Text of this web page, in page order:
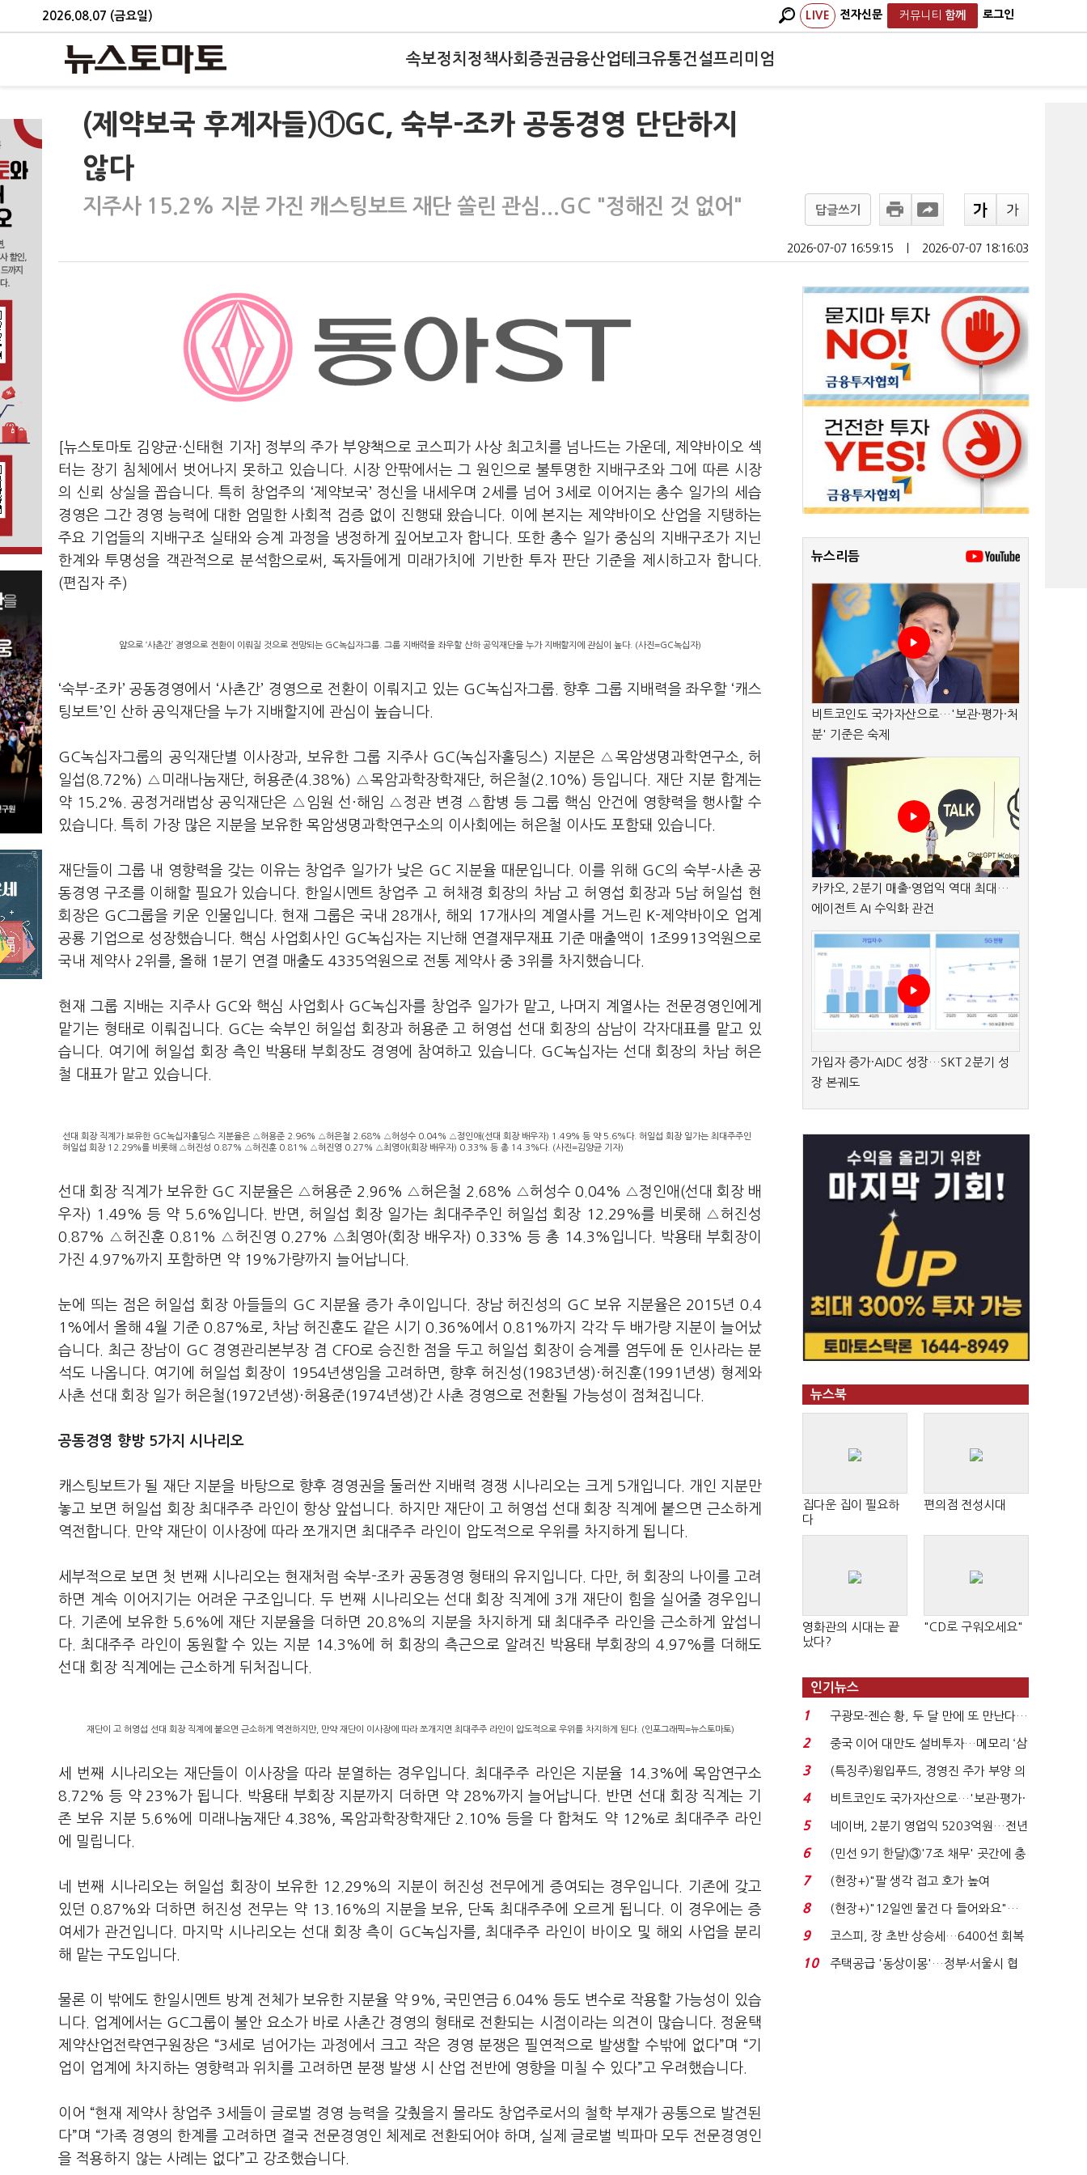
2026.08.07 (금요일) LIVE 전자신문 커뮤니티 함께 로그인
속보정치 정책사회 증권금융산업테크유통건설프리미엄
(제약보국 후계자들)①GC, 숙부-조카 공동경영 단단하지
않다
지주사 15.2% 지분 가진 캐스팅보트 재단 쏠린 관심...GC "정해진 것 없어" 답글쓰기
2026-07-07 16:59:15 2026-07-07 18:16:03
[뉴스토마토 김양균·신태현 기자] 정부의 주가 부양책으로 코스피가 사상 최고치를 넘나드는 가운데, 제약바이오 섹
터는 장기 침체에서 벗어나지 못하고 있습니다. 시장 안팎에서는 그 원인으로 불투명한 지배구조와 그에 따른 시장
의 신뢰 상실을 꼽습니다. 특히 창업주의 ‘제약보국’ 정신을 내세우며 2세를 넘어 3세로 이어지는 총수 일가의 세습
경영은 그간 경영 능력에 대한 엄밀한 사회적 검증 없이 진행돼 왔습니다. 이에 본지는 제약바이오 산업을 지탱하는
주요 기업들의 지배구조 실태와 승계 과정을 냉정하게 짚어보고자 합니다. 또한 총수 일가 중심의 지배구조가 지닌
한계와 투명성을 객관적으로 분석함으로써, 독자들에게 미래가치에 기반한 투자 판단 기준을 제시하고자 합니다.
(편집자 주)
앞으로 ‘사촌간’ 경영으로 전환이 이뤄질 것으로 전망되는 GC녹십자그룹. 그룹 지배력을 좌우할 산하 공익재단을 누가 지배할지에 관심이 높다. (사진=GC녹십자)
‘숙부-조카’ 공동경영에서 ‘사촌간’ 경영으로 전환이 이뤄지고 있는 GC녹십자그룹. 향후 그룹 지배력을 좌우할 ‘캐스
팅보트’인 산하 공익재단을 누가 지배할지에 관심이 높습니다.
GC녹십자그룹의 공익재단별 이사장과, 보유한 그룹 지주사 GC(녹십자홀딩스) 지분은 △목암생명과학연구소, 허
일섭(8.72%) △미래나눔재단, 허용준(4.38%) △목암과학장학재단, 허은철(2.10%) 등입니다. 재단 지분 합계는
약 15.2%. 공정거래법상 공익재단은 △임원 선·해임 △정관 변경 △합병 등 그룹 핵심 안건에 영향력을 행사할 수
있습니다. 특히 가장 많은 지분을 보유한 목암생명과학연구소의 이사회에는 허은철 이사도 포함돼 있습니다.
재단들이 그룹 내 영향력을 갖는 이유는 창업주 일가가 낮은 GC 지분율 때문입니다. 이를 위해 GC의 숙부-사촌 공
동경영 구조를 이해할 필요가 있습니다. 한일시멘트 창업주 고 허채경 회장의 차남 고 허영섭 회장과 5남 허일섭 현
회장은 GC그룹을 키운 인물입니다. 현재 그룹은 국내 28개사, 해외 17개사의 계열사를 거느린 K-제약바이오 업계
공룡 기업으로 성장했습니다. 핵심 사업회사인 GC녹십자는 지난해 연결재무재표 기준 매출액이 1조9913억원으로
국내 제약사 2위를, 올해 1분기 연결 매출도 4335억원으로 전통 제약사 중 3위를 차지했습니다.
현재 그룹 지배는 지주사 GC와 핵심 사업회사 GC녹십자를 창업주 일가가 맡고, 나머지 계열사는 전문경영인에게
맡기는 형태로 이뤄집니다. GC는 숙부인 허일섭 회장과 허용준 고 허영섭 선대 회장의 삼남이 각자대표를 맡고 있
습니다. 여기에 허일섭 회장 측인 박용태 부회장도 경영에 참여하고 있습니다. GC녹십자는 선대 회장의 차남 허은
철 대표가 맡고 있습니다.
선대 회장 직계가 보유한 GC녹십자홀딩스 지분율은 △허용준 2.96% △허은철 2.68% △허성수 0.04% △정인애(선대 회장 배우자) 1.49% 등 약 5.6%다. 허일섭 회장 일가는 최대주주인
허일섭 회장 12.29%를 비롯해 △허진성 0.87% △허진훈 0.81% △허진영 0.27% △최영아(회장 배우자) 0.33% 등 총 14.3%다. (사진=김양균 기자)
선대 회장 직계가 보유한 GC 지분율은 △허용준 2.96% △허은철 2.68% △허성수 0.04% △정인애(선대 회장 배
우자) 1.49% 등 약 5.6%입니다. 반면, 허일섭 회장 일가는 최대주주인 허일섭 회장 12.29%를 비롯해 △허진성
0.87% △허진훈 0.81% △허진영 0.27% △최영아(회장 배우자) 0.33% 등 총 14.3%입니다. 박용태 부회장이
가진 4.97%까지 포함하면 약 19%가량까지 늘어납니다.
눈에 띄는 점은 허일섭 회장 아들들의 GC 지분율 증가 추이입니다. 장남 허진성의 GC 보유 지분율은 2015년 0.4
1%에서 올해 4월 기준 0.87%로, 차남 허진훈도 같은 시기 0.36%에서 0.81%까지 각각 두 배가량 지분이 늘어났
습니다. 최근 장남이 GC 경영관리본부장 겸 CFO로 승진한 점을 두고 허일섭 회장이 승계를 염두에 둔 인사라는 분
석도 나옵니다. 여기에 허일섭 회장이 1954년생임을 고려하면, 향후 허진성(1983년생)·허진훈(1991년생) 형제와
사촌 선대 회장 일가 허은철(1972년생)·허용준(1974년생)간 사촌 경영으로 전환될 가능성이 점쳐집니다.
공동경영 향방 5가지 시나리오
캐스팅보트가 될 재단 지분을 바탕으로 향후 경영권을 둘러싼 지배력 경쟁 시나리오는 크게 5개입니다. 개인 지분만
놓고 보면 허일섭 회장 최대주주 라인이 항상 앞섭니다. 하지만 재단이 고 허영섭 선대 회장 직계에 붙으면 근소하게
역전합니다. 만약 재단이 이사장에 따라 쪼개지면 최대주주 라인이 압도적으로 우위를 차지하게 됩니다.
세부적으로 보면 첫 번째 시나리오는 현재처럼 숙부-조카 공동경영 형태의 유지입니다. 다만, 허 회장의 나이를 고려
하면 계속 이어지기는 어려운 구조입니다. 두 번째 시나리오는 선대 회장 직계에 3개 재단이 힘을 실어줄 경우입니
다. 기존에 보유한 5.6%에 재단 지분율을 더하면 20.8%의 지분을 차지하게 돼 최대주주 라인을 근소하게 앞섭니
다. 최대주주 라인이 동원할 수 있는 지분 14.3%에 허 회장의 측근으로 알려진 박용태 부회장의 4.97%를 더해도
선대 회장 직계에는 근소하게 뒤처집니다.
재단이 고 허영섭 선대 회장 직계에 붙으면 근소하게 역전하지만, 만약 재단이 이사장에 따라 쪼개지면 최대주주 라인이 압도적으로 우위를 차지하게 된다. (인포그래픽=뉴스토마토)
세 번째 시나리오는 재단들이 이사장을 따라 분열하는 경우입니다. 최대주주 라인은 지분율 14.3%에 목암연구소
8.72% 등 약 23%가 됩니다. 박용태 부회장 지분까지 더하면 약 28%까지 늘어납니다. 반면 선대 회장 직계는 기
존 보유 지분 5.6%에 미래나눔재단 4.38%, 목암과학장학재단 2.10% 등을 다 합쳐도 약 12%로 최대주주 라인
에 밀립니다.
네 번째 시나리오는 허일섭 회장이 보유한 12.29%의 지분이 허진성 전무에게 증여되는 경우입니다. 기존에 갖고
있던 0.87%와 더하면 허진성 전무는 약 13.16%의 지분을 보유, 단독 최대주주에 오르게 됩니다. 이 경우에는 증
여세가 관건입니다. 마지막 시나리오는 선대 회장 측이 GC녹십자를, 최대주주 라인이 바이오 및 해외 사업을 분리
해 맡는 구도입니다.
물론 이 밖에도 한일시멘트 방계 전체가 보유한 지분율 약 9%, 국민연금 6.04% 등도 변수로 작용할 가능성이 있습
니다. 업계에서는 GC그룹이 불안 요소가 바로 사촌간 경영의 형태로 전환되는 시점이라는 의견이 많습니다. 정윤택
제약산업전략연구원장은 “3세로 넘어가는 과정에서 크고 작은 경영 분쟁은 필연적으로 발생할 수밖에 없다”며 “기
업이 업계에 차지하는 영향력과 위치를 고려하면 분쟁 발생 시 산업 전반에 영향을 미칠 수 있다”고 우려했습니다.
이어 “현재 제약사 창업주 3세들이 글로벌 경영 능력을 갖췄을지 몰라도 창업주로서의 철학 부재가 공통으로 발견된
다”며 “가족 경영의 한계를 고려하면 결국 전문경영인 체제로 전환되어야 하며, 실제 글로벌 빅파마 모두 전문경영인
을 적용하지 않는 사례는 없다”고 강조했습니다.
뉴스리듬
비트코인도 국가자산으로…'보관·평가·처
분' 기준은 숙제
카카오, 2분기 매출·영업익 역대 최대…
에이전트 AI 수익화 관건
가입자 증가·AIDC 성장…SKT 2분기 성
장 본궤도
뉴스북
집다운 집이 필요하
다
편의점 전성시대
영화관의 시대는 끝
났다?
"CD로 구워오세요"
인기뉴스
1
구광모-젠슨 황, 두 달 만에 또 만난다…
로봇·AI 등 논...
2
중국 이어 대만도 설비투자…메모리 ‘삼
국전쟁’
3
(특징주)윙입푸드, 경영진 주가 부양 의
지에 상한가...
4
비트코인도 국가자산으로…'보관·평가·
처분' 기준은 ...
5
네이버, 2분기 영업익 5203억원…전년
비 0.2% 감소...
6
(민선 9기 한달)③'7조 채무' 곳간에 충
격…추미애, 20년...
7
(현장+)"팔 생각 접고 호가 높여
요"…'덜 똘똘한 한 채' 20...
8
(현장+)"12일엔 물건 다 들어와요"…
빈 매대 채우며 문 연 ...
9
코스피, 장 초반 상승세…6400선 회복
시도
10
주택공급 '동상이몽'…정부·서울시 협